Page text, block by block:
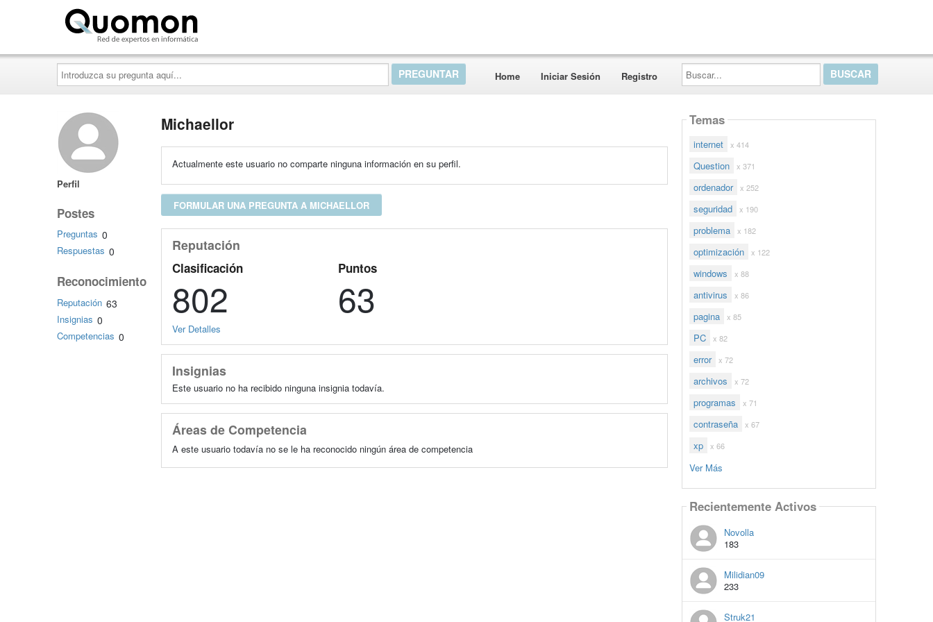
Introduzca
su
pregunta
aquí...
Home Iniciar Sesión Registro
Buscar...
Perfil
Postes
Preguntas 0
Respuestas 0
Reconocimiento
Reputación 63
Insignias 0
Competencias 0
Michaellor
Actualmente este usuario no comparte ninguna información en su perfil.
FORMULAR UNA PREGUNTA A MICHAELLOR
Reputación
Clasificación
802
Puntos
63
Ver Detalles
Insignias
Este usuario no ha recibido ninguna insignia todavía.
Áreas de Competencia
A este usuario todavía no se le ha reconocido ningún área de competencia
Temas
internet x 414
Question x 371
ordenador x 252
seguridad x 190
problema x 182
optimización x 122
windows x 88
antivirus x 86
pagina x 85
PC x 82
error x 72
archivos x 72
programas x 71
contraseña x 67
xp x 66
Ver Más
Recientemente Activos
Novolla
183
Milidian09
233
Struk21